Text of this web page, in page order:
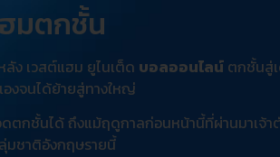
ฮมตกชั้น
ลัง เวสต์แฮม ยูไนเต็ด บอลออนไลน์ ตกชั้นสู่
องจนได้ย้ายสู่ทางใหญ่
ตกชั้นได้ ถึงแม้ฤดูกาลก่อนหน้านี้ที่ผ่านมาเจ้า
มชาติอังกฤษรายนี้